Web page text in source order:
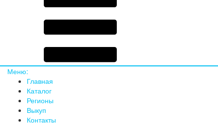
Меню:
Главная
Каталог
Регионы
Выкуп
Контакты